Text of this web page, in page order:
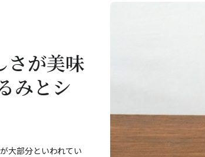
さが美味
みとシ
大部分といわれてい